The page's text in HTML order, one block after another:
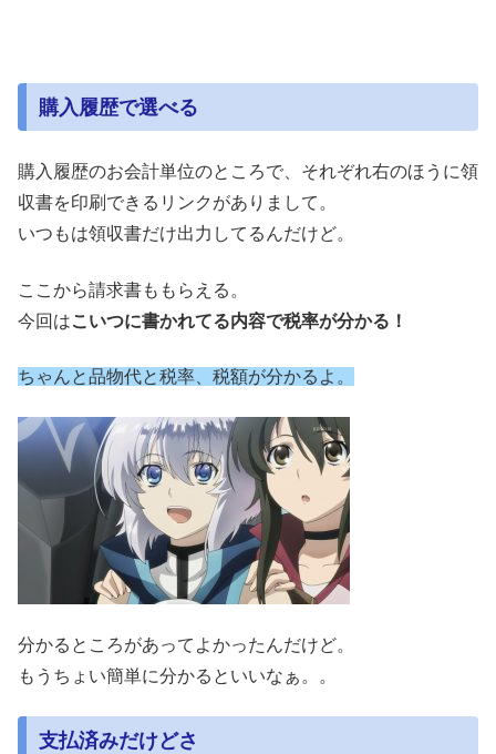
購入履歴で選べる
購入履歴のお会計単位のところで、それぞれ右のほうに領
収書を印刷できるリンクがありまして。
いつもは領収書だけ出力してるんだけど。
ここから請求書ももらえる。
今回はこいつに書かれてる内容で税率が分かる！
ちゃんと品物代と税率、税額が分かるよ。
分かるところがあってよかったんだけど。
もうちょい簡単に分かるといいなぁ。。
支払済みだけどさ